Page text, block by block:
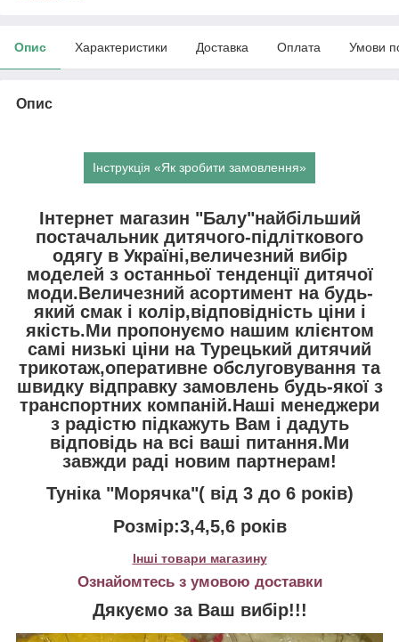
Опис Характеристики Доставка Оплата Умови
Опис
Інструкція «Як зробити замовлення»
Інтернет магазин "Балу"найбільший
постачальник дитячого-підліткового
одягу в Україні,величезний вибір
моделей з останньої тенденції дитячої
моди.Величезний асортимент на будь-
який смак і колір,відповідність ціни і
якість.Ми пропонуємо нашим клієнтом
самі низькі ціни на Турецький дитячий
трикотаж,оперативне обслуговування та
швидку відправку замовлень будь-якої з
транспортних компаній.Наші менеджери
з радістю підкажуть Вам і дадуть
відповідь на всі ваші питання.Ми
завжди раді новим партнерам!
Туніка "Морячка"( від 3 до 6 років)
Розмір:3,4,5,6 років
Інші товари магазину
Ознайомтесь з умовою доставки
Дякуємо за Ваш вибір!!!